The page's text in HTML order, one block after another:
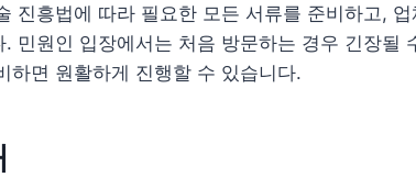
진흥법에 따라 필요한 모든 서류를 준비하고,
민원인 입장에서는 처음 방문하는 경우 긴장될
하면 원활하게 진행할 수 있습니다.